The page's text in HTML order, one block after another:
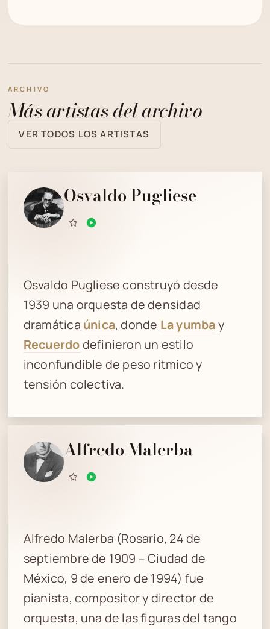
ARCHIVO
Más artistas del archivo
VER TODOS LOS ARTISTAS
Osvaldo Pugliese
Osvaldo Pugliese construyó desde
1939 una orquesta de densidad
dramática única, donde La yumbay
Recuerdodefinieron un estilo
inconfundible de peso rítmico y
tensión colectiva.
Alfredo Malerba
Alfredo Malerba (Rosario, 24 de
septiembre de 1909 – Ciudad de
México, 9 de enero de 1994) fue
pianista, compositor y director de
orquesta, una de las figuras del tango